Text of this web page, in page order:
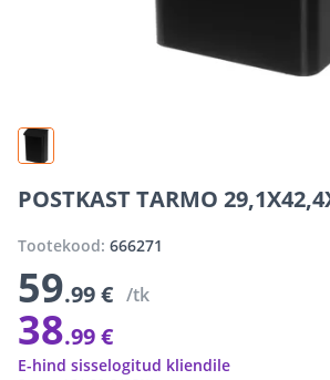
POSTKAST TARMO
Tootekood: 666271
59.99 € /tk
38.99 €
E-hind sisselogitud kliendile